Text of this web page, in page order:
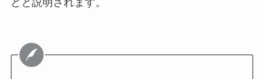
どと説明されます。